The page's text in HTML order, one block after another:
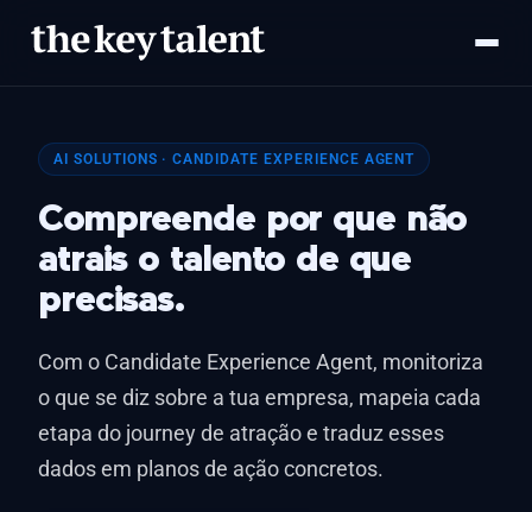
AI SOLUTIONS · CANDIDATE EXPERIENCE AGENT
Compreende por que não
atrais o talento de que
precisas.
Com o Candidate Experience Agent, monitoriza
o que se diz sobre a tua empresa, mapeia cada
etapa do journey de atração e traduz esses
dados em planos de ação concretos.